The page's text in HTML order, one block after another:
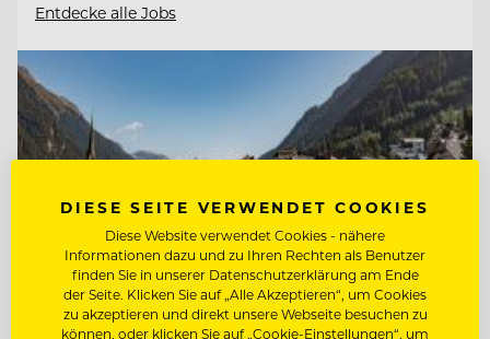
Entdecke alle Jobs
DIESE SEITE VERWENDET COOKIES
Diese Website verwendet Cookies - nähere
Informationen dazu und zu Ihren Rechten als Benutzer
finden Sie in unserer Datenschutzerklärung am Ende
der Seite. Klicken Sie auf „Alle Akzeptieren“, um Cookies
zu akzeptieren und direkt unsere Webseite besuchen zu
können, oder klicken Sie auf „Cookie-Einstellungen“, um